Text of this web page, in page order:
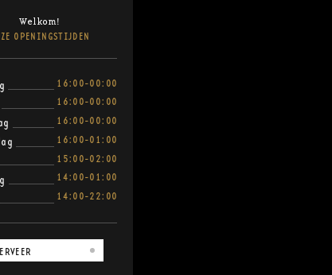
Welkom!
OPENINGSTIJDEN
16:00-00:00
16:00-00:00
16:00-00:00
16:00-01:00
15:00-02:00
14:00-01:00
14:00-22:00